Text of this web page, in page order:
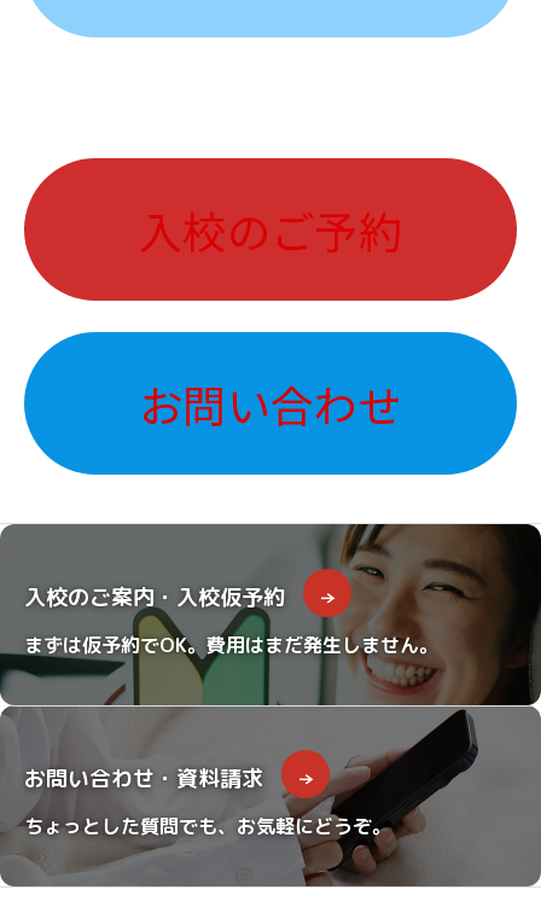
入校のご予約
お問い合わせ
入校のご案内・入校仮予約
まずは仮予約でOK。費用はまだ発生しません。
お問い合わせ・資料請求
ちょっとした質問でも、お気軽にどうぞ。